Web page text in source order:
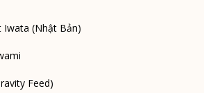
Iwata (Nhật Bản)
Feed)